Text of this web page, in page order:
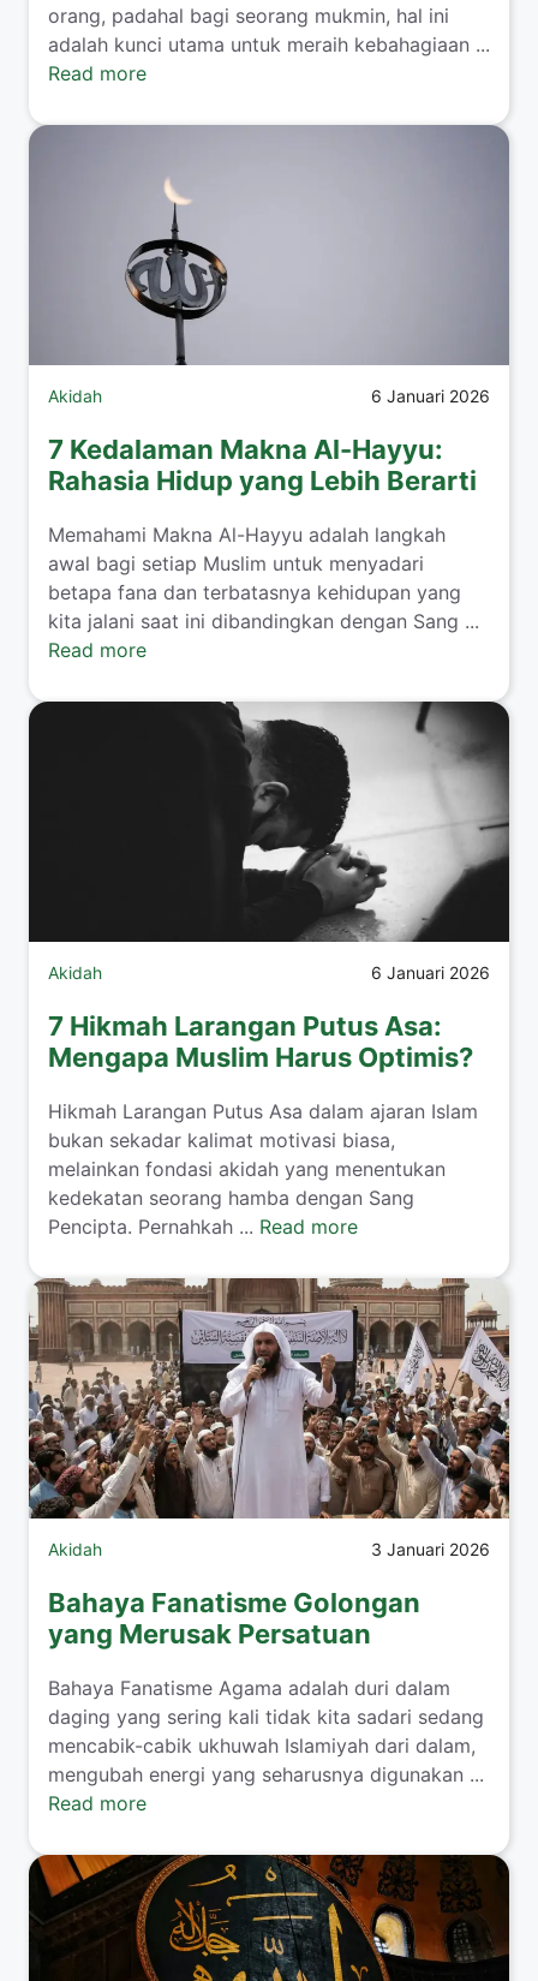
orang, padahal bagi seorang mukmin, hal ini
adalah kunci utama untuk meraih kebahagiaan ...
Read more
Akidah 6 Januari 2026
7 Kedalaman Makna Al-Hayyu:
Rahasia Hidup yang Lebih Berarti
Memahami Makna Al-Hayyu adalah langkah
awal bagi setiap Muslim untuk menyadari
betapa fana dan terbatasnya kehidupan yang
kita jalani saat ini dibandingkan dengan Sang ...
Read more
Akidah 6 Januari 2026
7 Hikmah Larangan Putus Asa:
Mengapa Muslim Harus Optimis?
Hikmah Larangan Putus Asa dalam ajaran Islam
bukan sekadar kalimat motivasi biasa,
melainkan fondasi akidah yang menentukan
kedekatan seorang hamba dengan Sang
Pencipta. Pernahkah ... Read more
Akidah 3 Januari 2026
Bahaya Fanatisme Golongan
yang Merusak Persatuan
Bahaya Fanatisme Agama adalah duri dalam
daging yang sering kali tidak kita sadari sedang
mencabik-cabik ukhuwah Islamiyah dari dalam,
mengubah energi yang seharusnya digunakan ...
Read more